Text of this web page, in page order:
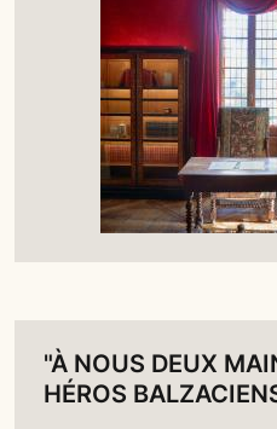
"À NOUS DEUX
HÉROS